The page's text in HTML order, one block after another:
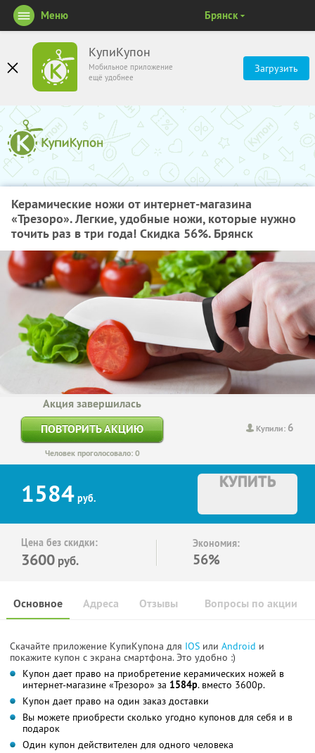
КупиКупон
Мобильное приложение
ещё удобнее
Загрузить
Меню Брянск
Керамические ножи от интернет-магазина
«Трезоро». Легкие, удобные ножи, которые нужно
точить раз в три года! Скидка 56%. Брянск
Купили: 6
Акция завершилась
ПОВТОРИТЬ АКЦИЮ
Человек проголосовало: 0
1584 руб.
КУПИТЬ
Цена без скидки:
3600 руб.
Экономия:
56%
Основное Отзывы Вопросы по акции
Адреса
Скачайте приложение КупиКупона для IOS или Android и
покажите купон с экрана смартфона. Это удобно :)
Купон дает право на приобретение керамических ножей в
интернет-магазине «Трезоро» за 1584р. вместо 3600р.
Купон дает право на один заказ доставки
Вы можете приобрести сколько угодно купонов для себя и в
подарок
Один купон действителен для одного человека